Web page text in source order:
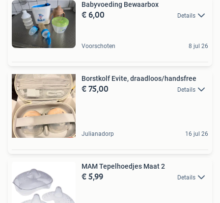
Babyvoeding Bewaarbox
€ 6,00 Details
Voorschoten 8 jul 26
Borstkolf Evite, draadloos/handsfree
€ 75,00 Details
Julianadorp 16 jul 26
MAM Tepelhoedjes Maat 2
€ 5,99 Details